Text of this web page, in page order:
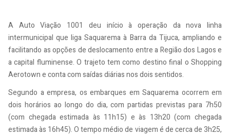
A Auto Viação 1001 deu início à operação da nova linha
intermunicipal que liga Saquarema à Barra da Tijuca, ampliando e
facilitando as opções de deslocamento entre a Região dos Lagos e
a capital fluminense. O trajeto tem como destino final o Shopping
Aerotown e conta com saídas diárias nos dois sentidos.
Segundo a empresa, os embarques em Saquarema ocorrem em
dois horários ao longo do dia, com partidas previstas para 7h50
(com chegada estimada às 11h15) e às 13h20 (com chegada
estimada às 16h45). O tempo médio de viagem é de cerca de 3h25,